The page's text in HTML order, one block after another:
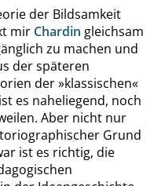
der Bildsamkeit
mir Chardin gleichsam
zu machen und
der späteren
der»klassischen«
es naheliegend, noch
Aber nicht nur
Grund
ist es richtig, die